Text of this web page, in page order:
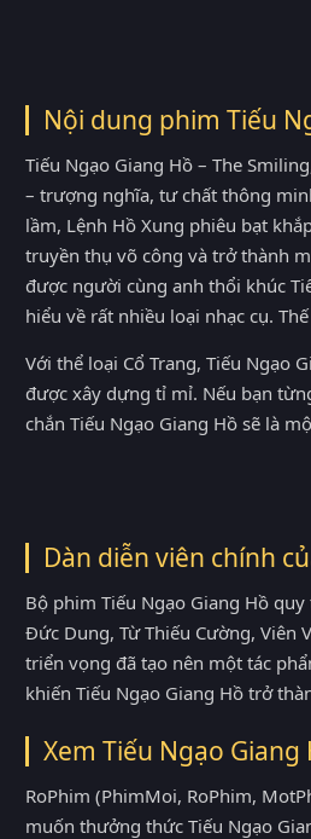
Nội dung phim Tiếu
Tiếu Ngạo Giang Hồ – The
– trượng nghĩa, tư chất thông
lầm, Lệnh Hồ Xung phiêu bạt
truyền thụ võ công và trở thành
được người cùng anh thổi khúc
hiểu về rất nhiều loại nhạc cụ.
Với thể loại Cổ Trang, Tiếu Ngạo
được xây dựng tỉ mỉ. Nếu bạn
chắn Tiếu Ngạo Giang Hồ sẽ là
Dàn diễn viên chính
Bộ phim Tiếu Ngạo Giang Hồ
Đức Dung, Từ Thiếu Cường, Viên
triển vọng đã tạo nên một tác
khiến Tiếu Ngạo Giang Hồ trở
Xem Tiếu Ngạo
RoPhim (PhimMoi, RoPhim,
muốn thưởng thức Tiếu Ngạo